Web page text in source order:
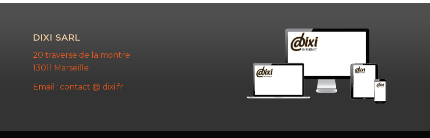
DIXI SARL
20 traverse de la montre
13011 Marseille
Email : contact @ dixi.fr